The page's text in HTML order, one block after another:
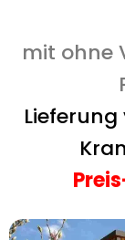
mit ohne